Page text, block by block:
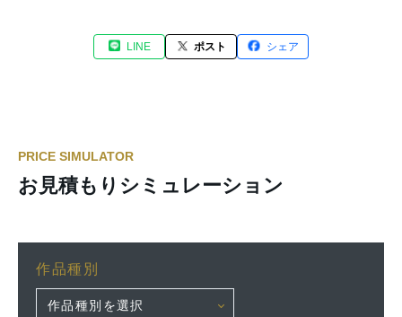
LINE ポスト シェア
PRICE SIMULATOR
お見積もりシミュレーション
作品種別